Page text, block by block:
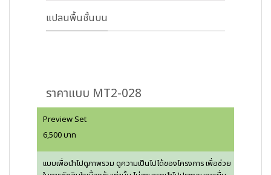
แปลนพื้นชั้นบน
ราคาแบบ MT2-028
Preview Set
6,500 บาท
แบบเพื่อนำไปดูภาพรวม ดูความเป็นไปได้ของโครงการ เพื่อช่วย